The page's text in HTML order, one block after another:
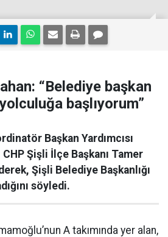
“Belediye başkan
başlıyorum”
Başkan Yardımcısı
Şişli İlçe Başkanı Tamer
Şişli Belediye Başkanlığı
söyledi.
A takımında yer alan,